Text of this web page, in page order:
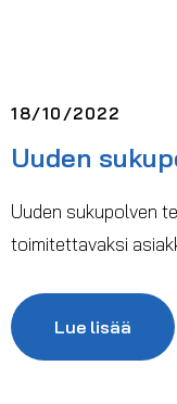
18/10/2022
Uuden
Uuden sukupolven
toimitettavaksi
Lue lisää